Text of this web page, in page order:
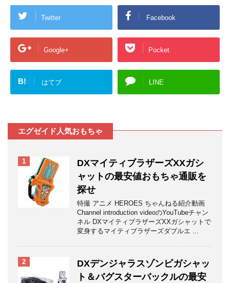
Twitter Facebook
Google+ Pocket
B! はてブ LINE
エグゼイド人気おもちゃ
1
DXマイティブラザーズXXガシ
ャットの最安値おもちゃ通販を
探せ
特撮 アニメ HEROES ちゃんねる紹介動画
Channel introduction videoのYouTubeチャン
ネル DXマイティブラザーズXXガシャットで
変身するマイティブラザーズダブルエ ...
2
DXデンジャラスゾンビガシャッ
ト＆バグスターバックルの最安